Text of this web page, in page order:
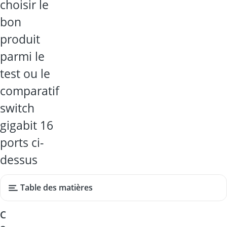
choisir le
bon
produit
parmi le
test ou le
comparatif
switch
gigabit 16
ports ci-
dessus
Table des matières
C